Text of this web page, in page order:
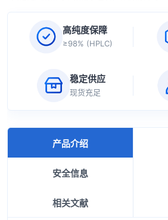
高纯度保障
≥98% (HPLC)
稳定供应
现货充足
产品介绍
安全信息
相关文献